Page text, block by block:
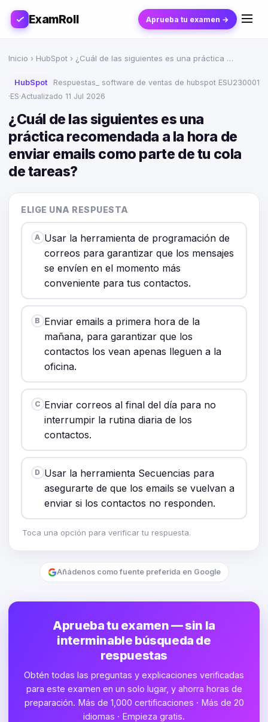
ExamRoll Aprueba tu examen →
Inicio › HubSpot › ¿Cuál de las siguientes es una práctica …
HubSpot
Respuestas_ software de ventas de hubspot ESU230001
·ES·Actualizado 11 Jul 2026
¿Cuál de las siguientes es una
práctica recomendada a la hora de
enviar emails como parte de tu cola
de tareas?
ELIGE UNA RESPUESTA
A Usar la herramienta de programación de
correos para garantizar que los mensajes
se envíen en el momento más
conveniente para tus contactos.
B Enviar emails a primera hora de la
mañana, para garantizar que los
contactos los vean apenas lleguen a la
oficina.
C Enviar correos al final del día para no
interrumpir la rutina diaria de los
contactos.
D Usar la herramienta Secuencias para
asegurarte de que los emails se vuelvan a
enviar si los contactos no responden.
Toca una opción para verificar tu respuesta.
Añádenos como fuente preferida en Google
Aprueba tu examen — sin la
interminable búsqueda de
respuestas
Obtén todas las preguntas y explicaciones verificadas
para este examen en un solo lugar, y ahorra horas de
preparación. Más de 1,000 certificaciones · Más de 20
idiomas · Empieza gratis.